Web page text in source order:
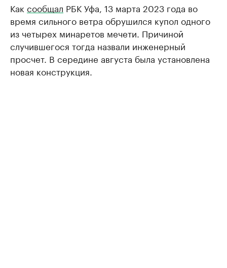
Как сообщал РБК Уфа, 13 марта 2023 года во
время сильного ветра обрушился купол одного
из четырех минаретов мечети. Причиной
случившегося тогда назвали инженерный
просчет. В середине августа была установлена
новая конструкция.